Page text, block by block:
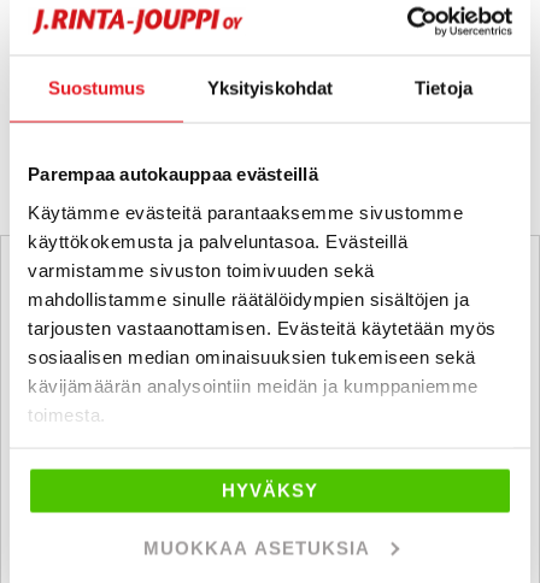
Suostumus Yksityiskohdat Tietoja
Parempaa autokauppaa evästeillä
Käytämme evästeitä parantaaksemme sivustomme
käyttökokemusta ja palveluntasoa. Evästeillä
varmistamme sivuston toimivuuden sekä
mahdollistamme sinulle räätälöidympien sisältöjen ja
tarjousten vastaanottamisen. Evästeitä käytetään myös
sosiaalisen median ominaisuuksien tukemiseen sekä
kävijämäärän analysointiin meidän ja kumppaniemme
toimesta.
HYVÄKSY
MUOKKAA ASETUKSIA
Ei huolta, tässä valikoimassamme olevat lähimmät